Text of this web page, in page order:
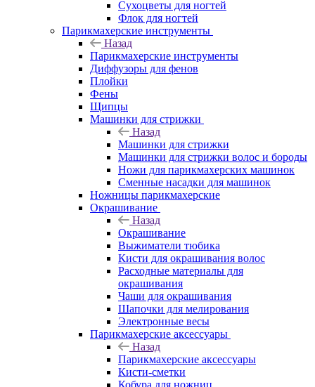
Сухоцветы для ногтей
Флок для ногтей
Парикмахерские инструменты
Назад
Парикмахерские инструменты
Диффузоры для фенов
Плойки
Фены
Щипцы
Машинки для стрижки
Назад
Машинки для стрижки
Машинки для стрижки волос и бороды
Ножи для парикмахерских машинок
Сменные насадки для машинок
Ножницы парикмахерские
Окрашивание
Назад
Окрашивание
Выжиматели тюбика
Кисти для окрашивания волос
Расходные материалы для
окрашивания
Чаши для окрашивания
Шапочки для мелирования
Электронные весы
Парикмахерские аксессуары
Назад
Парикмахерские аксессуары
Кисти-сметки
Кобура для ножниц